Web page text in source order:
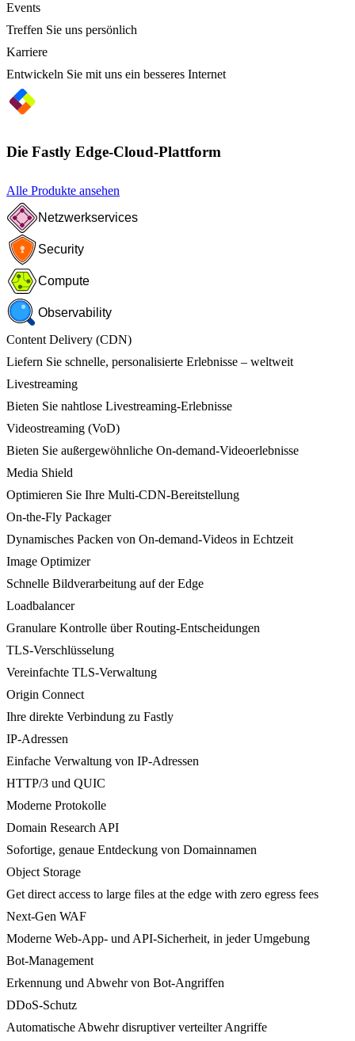
Events
Treffen Sie uns persönlich
Karriere
Entwickeln Sie mit uns ein besseres Internet
Die Fastly Edge-Cloud-Plattform
Alle Produkte ansehen
Netzwerkservices
Security
Compute
Observability
Content Delivery (CDN)
Liefern Sie schnelle, personalisierte Erlebnisse – weltweit
Livestreaming
Bieten Sie nahtlose Livestreaming-Erlebnisse
Videostreaming (VoD)
Bieten Sie außergewöhnliche On-demand-Videoerlebnisse
Media Shield
Optimieren Sie Ihre Multi-CDN-Bereitstellung
On-the-Fly Packager
Dynamisches Packen von On-demand-Videos in Echtzeit
Image Optimizer
Schnelle Bildverarbeitung auf der Edge
Loadbalancer
Granulare Kontrolle über Routing-Entscheidungen
TLS-Verschlüsselung
Vereinfachte TLS-Verwaltung
Origin Connect
Ihre direkte Verbindung zu Fastly
IP-Adressen
Einfache Verwaltung von IP-Adressen
HTTP/3 und QUIC
Moderne Protokolle
Domain Research API
Sofortige, genaue Entdeckung von Domainnamen
Object Storage
Get direct access to large files at the edge with zero egress fees
Next-Gen WAF
Moderne Web-App- und API-Sicherheit, in jeder Umgebung
Bot-Management
Erkennung und Abwehr von Bot-Angriffen
DDoS-Schutz
Automatische Abwehr disruptiver verteilter Angriffe